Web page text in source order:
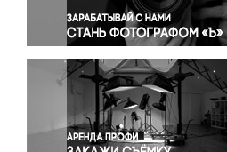
Происшествия и конфликты
Религия
Светская жизнь
Спорт
Экология
Экономика и бизнес